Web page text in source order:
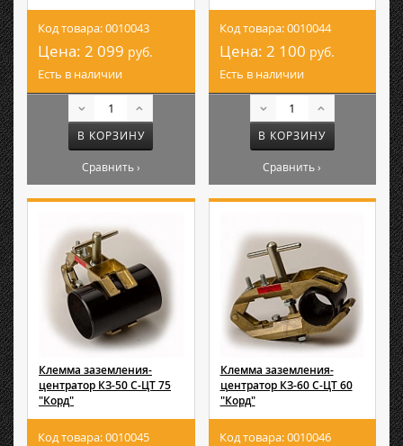
Код товара: 0010043
Цена: 2 099 руб.
Есть в наличии
В КОРЗИНУ
Сравнить ›
Код товара: 0010044
Цена: 2 100 руб.
Есть в наличии
В КОРЗИНУ
Сравнить ›
Клемма заземления-
центратор КЗ-50 С-ЦТ 75
"Корд"
Код товара: 0010045
Клемма заземления-
центратор КЗ-60 С-ЦТ 60
"Корд"
Код товара: 0010046